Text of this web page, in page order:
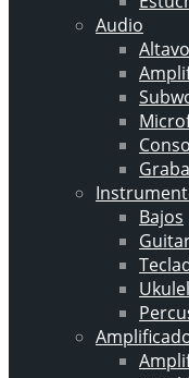
Audio
Bajos